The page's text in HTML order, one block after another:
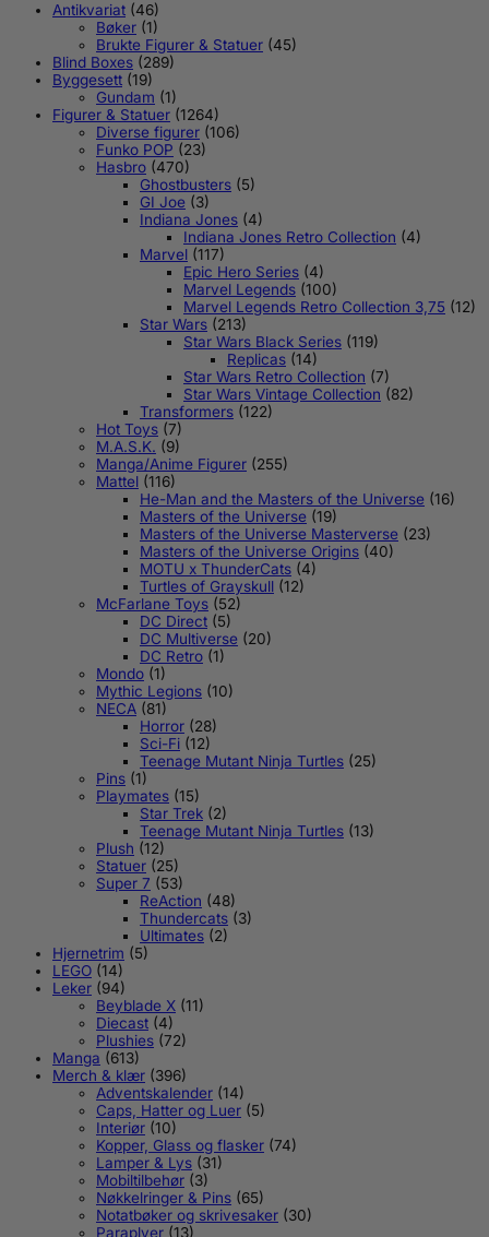
Antikvariat (46)
Bøker (1)
Brukte Figurer & Statuer (45)
Blind Boxes (289)
Byggesett (19)
Gundam (1)
Figurer & Statuer (1264)
Diverse figurer (106)
Funko POP (23)
Hasbro (470)
Ghostbusters (5)
GI Joe (3)
Indiana Jones (4)
Indiana Jones Retro Collection (4)
Marvel (117)
Epic Hero Series (4)
Marvel Legends (100)
Marvel Legends Retro Collection 3,75 (12)
Star Wars (213)
Star Wars Black Series (119)
Replicas (14)
Star Wars Retro Collection (7)
Star Wars Vintage Collection (82)
Transformers (122)
Hot Toys (7)
M.A.S.K. (9)
Manga/Anime Figurer (255)
Mattel (116)
He-Man and the Masters of the Universe (16)
Masters of the Universe (19)
Masters of the Universe Masterverse (23)
Masters of the Universe Origins (40)
MOTU x ThunderCats (4)
Turtles of Grayskull (12)
McFarlane Toys (52)
DC Direct (5)
DC Multiverse (20)
DC Retro (1)
Mondo (1)
Mythic Legions (10)
NECA (81)
Horror (28)
Sci-Fi (12)
Teenage Mutant Ninja Turtles (25)
Pins (1)
Playmates (15)
Star Trek (2)
Teenage Mutant Ninja Turtles (13)
Plush (12)
Statuer (25)
Super 7 (53)
ReAction (48)
Thundercats (3)
Ultimates (2)
Hjernetrim (5)
LEGO (14)
Leker (94)
Beyblade X (11)
Diecast (4)
Plushies (72)
Manga (613)
Merch & klær (396)
Adventskalender (14)
Caps, Hatter og Luer (5)
Interiør (10)
Kopper, Glass og flasker (74)
Lamper & Lys (31)
Mobiltilbehør (3)
Nøkkelringer & Pins (65)
Notatbøker og skrivesaker (30)
Paraplyer (13)